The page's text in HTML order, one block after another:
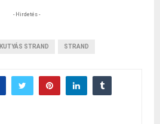
- Hirdetés -
KUTYÁS STRAND STRAND